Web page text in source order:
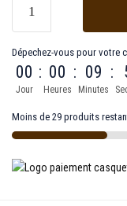
Dépechez-vous pour votre
00
Jour
: 00
Heures
: 09
Minutes
:
Moins de 29 produits